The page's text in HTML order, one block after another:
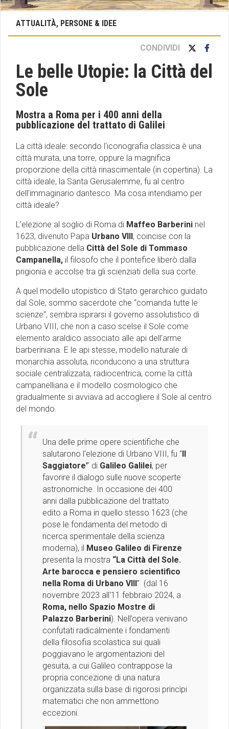
ATTUALITÀ, PERSONE & IDEE
CONDIVIDI
Le belle Utopie: la Città del
Sole
Mostra a Roma per i 400 anni della
pubblicazione del trattato di Galilei
La città ideale: secondo l'iconografia classica è una
città murata, una torre, oppure la magnifica
proporzione della città rinascimentale (in copertina). La
città ideale, la Santa Gerusalemme, fu al centro
dell'immaginario dantesco. Ma cosa intendiamo per
città ideale?
L’elezione al soglio di Roma di Maffeo Barberini nel
1623, divenuto Papa Urbano VIII, coincise con la
pubblicazione della Città del Sole di Tommaso
Campanella, il filosofo che il pontefice liberò dalla
prigionia e accolse tra gli scienziati della sua corte.
A quel modello utopistico di Stato gerarchico guidato
dal Sole, sommo sacerdote che “comanda tutte le
scienze”, sembra ispirarsi il governo assolutistico di
Urbano VIII, che non a caso scelse il Sole come
elemento araldico associato alle api dell’arme
barberiniana. E le api stesse, modello naturale di
monarchia assoluta, riconducono a una struttura
sociale centralizzata, radiocentrica, come la città
campanelliana e il modello cosmologico che
gradualmente si avviava ad accogliere il Sole al centro
del mondo.
Una delle prime opere scientifiche che
salutarono l’elezione di Urbano VIII, fu ''Il
Saggiatore'' di Galileo Galilei, per
favorire il dialogo sulle nuove scoperte
astronomiche. In occasione dei 400
anni dalla pubblicazione del trattato
edito a Roma in quello stesso 1623 (che
pose le fondamenta del metodo di
ricerca sperimentale della scienza
moderna), il Museo Galileo di Firenze
presenta la mostra “La Città del Sole.
Arte barocca e pensiero scientifico
nella Roma di Urbano VIII” (dal 16
novembre 2023 all'11 febbraio 2024, a
Roma, nello Spazio Mostre di
Palazzo Barberini). Nell’opera venivano
confutati radicalmente i fondamenti
della filosofia scolastica sui quali
poggiavano le argomentazioni del
gesuita, a cui Galileo contrappose la
propria concezione di una natura
organizzata sulla base di rigorosi princìpi
matematici che non ammettono
eccezioni.